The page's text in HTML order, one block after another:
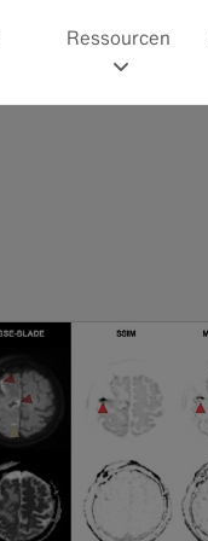
Ressourcen